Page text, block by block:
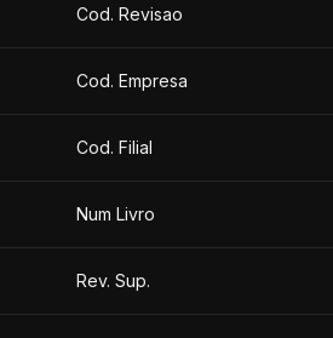
Cod. Revisao
Cod. Empresa
Cod. Filial
Num Livro
Rev. Sup.